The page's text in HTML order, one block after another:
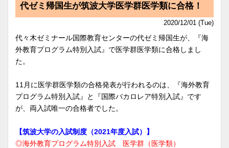
代ゼミ帰国生が筑波大学医学群医学類に合格！
2020/12/01 (Tue)
代々木ゼミナール国際教育センターの代ゼミ帰国生が、『海
外教育プログラム特別入試』で医学群医学類に合格しまし
た。
11月に医学群医学類の合格発表が行われるのは、『海外教育
プログラム特別入試』と『国際バカロレア特別入試』です
が、両入試唯一の合格者でした。
【筑波大学の入試制度（2021年度入試）】
◎海外教育プログラム特別入試 医学群（医学類）